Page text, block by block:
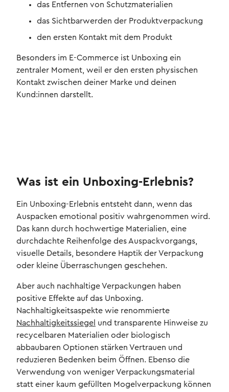
das Entfernen von Schutzmaterialien
das Sichtbarwerden der Produktverpackung
den ersten Kontakt mit dem Produkt
Besonders im E-Commerce ist Unboxing ein
zentraler Moment, weil er den ersten physischen
Kontakt zwischen deiner Marke und deinen
Kund:innen darstellt.
Was ist ein Unboxing-Erlebnis?
Ein Unboxing-Erlebnis entsteht dann, wenn das
Auspacken emotional positiv wahrgenommen wird.
Das kann durch hochwertige Materialien, eine
durchdachte Reihenfolge des Auspackvorgangs,
visuelle Details, besondere Haptik der Verpackung
oder kleine Überraschungen geschehen.
Aber auch nachhaltige Verpackungen haben
positive Effekte auf das Unboxing.
Nachhaltigkeitsaspekte wie renommierte
Nachhaltigkeitssiegel und transparente Hinweise zu
recycelbaren Materialien oder biologisch
abbaubaren Optionen stärken Vertrauen und
reduzieren Bedenken beim Öffnen. Ebenso die
Verwendung von weniger Verpackungsmaterial
statt einer kaum gefüllten Mogelverpackung können